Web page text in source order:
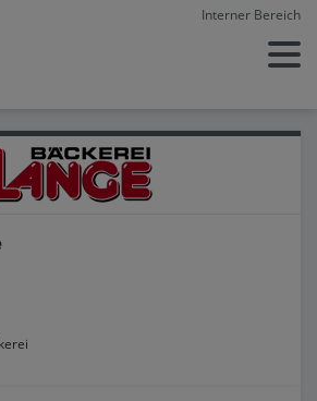
Interner Bereich